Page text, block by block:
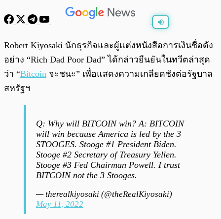
/ 0:00
Robert Kiyosaki นักธุรกิจและผู้แต่งหนังสือการเงินชื่อดัง
อย่าง “Rich Dad Poor Dad” ได้กล่าวยืนยันในทวีตล่าสุด
ว่า “Bitcoin จะชนะ” เพื่อแสดงความเกลียดชังต่อรัฐบาล
สหรัฐฯ
Q: Why will BITCOIN win? A: BITCOIN
will win because America is led by the 3
STOOGES. Stooge #1 President Biden.
Stooge #2 Secretary of Treasury Yellen.
Stooge #3 Fed Chairman Powell. I trust
BITCOIN not the 3 Stooges.
— therealkiyosaki (@theRealKiyosaki)
May 11, 2022